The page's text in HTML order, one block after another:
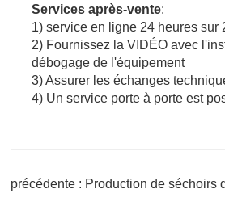
Services après-vente:
1) service en ligne 24 heures sur
2) Fournissez la VIDÉO avec
débogage de l'équipement
3) Assurer les échanges
4) Un service porte à porte est